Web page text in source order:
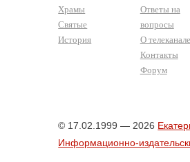
Храмы
Святые
История
Ответы на
вопросы
О телеканале
Контакты
Форум
© 17.02.1999 — 2026
Информационно-